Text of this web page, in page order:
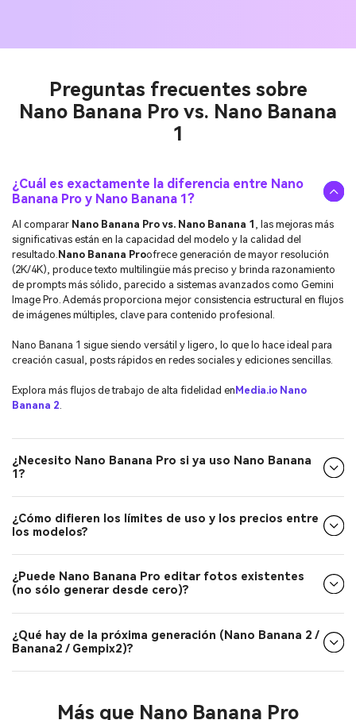
Preguntas frecuentes sobre
Nano Banana Pro vs. Nano Banana
1
¿Cuál es exactamente la diferencia entre Nano
Banana Pro y Nano Banana 1?
Al comparar Nano Banana Pro vs. Nano Banana 1 , las mejoras más
significativas están en la capacidad del modelo y la calidad del
resultado. Nano Banana Proofrece generación de mayor resolución
(2K/4K), produce texto multilingüe más preciso y brinda razonamiento
de prompts más sólido, parecido a sistemas avanzados como Gemini
Image Pro. Además proporciona mejor consistencia estructural en flujos
de imágenes múltiples, clave para contenido profesional.
Nano Banana 1 sigue siendo versátil y ligero, lo que lo hace ideal para
creación casual, posts rápidos en redes sociales y ediciones sencillas.
Explora más flujos de trabajo de alta fidelidad enMedia.io Nano
Banana 2
¿Necesito Nano Banana Pro si ya uso Nano Banana
1?
¿Cómo difieren los límites de uso y los precios entre
los modelos?
¿Puede Nano Banana Pro editar fotos existentes
(no sólo generar desde cero)?
¿Qué hay de la próxima generación (Nano Banana 2 /
Banana2 / Gempix2)?
Más que Nano Banana Pro